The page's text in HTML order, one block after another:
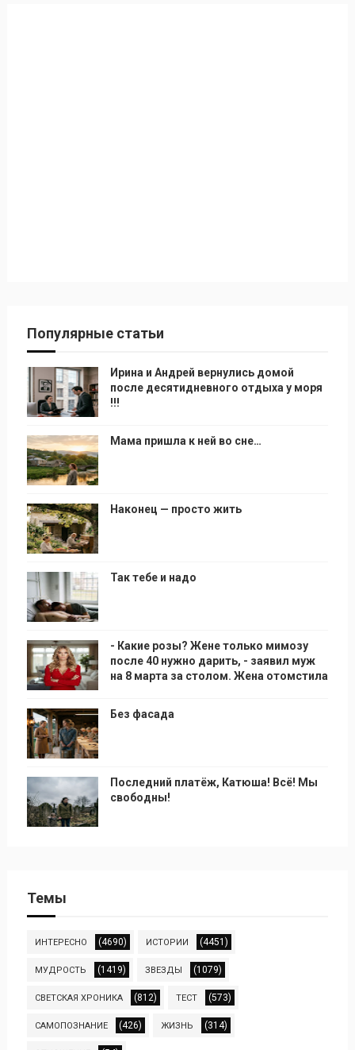
Популярные статьи
Ирина и Андрей вернулись домой
после десятидневного отдыха у моря
!!!
Мама пришла к ней во сне…
Наконец — просто жить
Так тебе и надо
- Какие розы? Жене только мимозу
после 40 нужно дарить, - заявил муж
на 8 марта за столом. Жена отомстила
Без фасада
Последний платёж, Катюша! Всё! Мы
свободны!
Темы
ИНТЕРЕСНО (4690) ИСТОРИИ (4451)
МУДРОСТЬ (1419) ЗВЕЗДЫ (1079)
СВЕТСКАЯ ХРОНИКА (812) ТЕСТ (573)
САМОПОЗНАНИЕ (426) ЖИЗНЬ (314)